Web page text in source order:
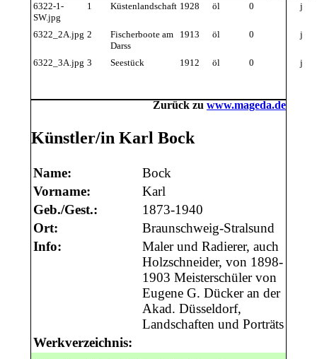
6322-1-
SW.jpg
1 Küstenlandschaft 1928 öl 0 j
6322_2A.jpg 2
Fischerboote am
Darss
1913 öl 0 j
6322_3A.jpg 3 Seestück 1912 öl 0 j
Zurück zu www.mageda.de
Künstler/in Karl Bock
Name:
Bock
Vorname:
Karl
Geb./Gest.:
1873-1940
Ort:
Braunschweig-Stralsund
Info:
Maler und Radierer, auch
Holzschneider, von 1898-
1903 Meisterschüler von
Eugene G. Dücker an der
Akad. Düsseldorf,
Landschaften und Porträts
Werkverzeichnis: